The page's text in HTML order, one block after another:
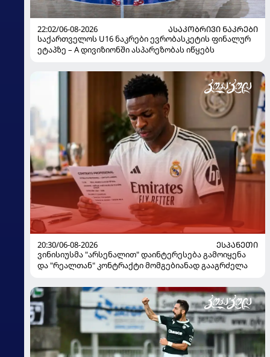
22:02/06-08-2026
ᲐᲡᲐᲙᲝᲑᲠᲘᲕᲘ ᲜᲐᲙᲠᲔᲑᲘ
საქართველოს U16 ნაკრები ევრობასკეტის ფინალურ
ეტაპზე – A დივიზიონში ასპარეზობას იწყებს
20:30/06-08-2026
ᲔᲡᲞᲐᲜᲔᲗᲘ
ვინისიუსმა "არსენალით" დაინტერესება გამოიყენა
და "რეალთან" კონტრაქტი მომგებიანად გააგრძელა